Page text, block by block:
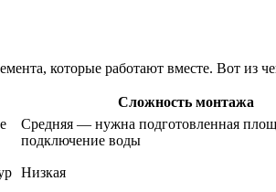
которые работают вместе. Вот из
Сложность монтажа
Средняя — нужна подготовленная
подключение воды
Низкая